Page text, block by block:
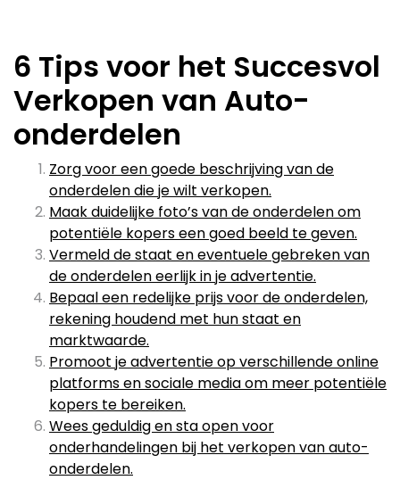
6 Tips voor het Succesvol
Verkopen van Auto-
onderdelen
Zorg voor een goede beschrijving van de
onderdelen die je wilt verkopen.
Maak duidelijke foto’s van de onderdelen om
potentiële kopers een goed beeld te geven.
Vermeld de staat en eventuele gebreken van
de onderdelen eerlijk in je advertentie.
Bepaal een redelijke prijs voor de onderdelen,
rekening houdend met hun staat en
marktwaarde.
Promoot je advertentie op verschillende online
platforms en sociale media om meer potentiële
kopers te bereiken.
Wees geduldig en sta open voor
onderhandelingen bij het verkopen van auto-
onderdelen.